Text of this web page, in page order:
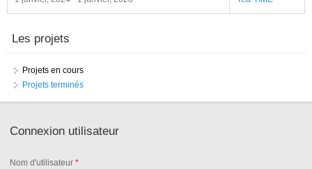
Les projets
Projets en cours
Projets terminés
Connexion utilisateur
Nom d'utilisateur*